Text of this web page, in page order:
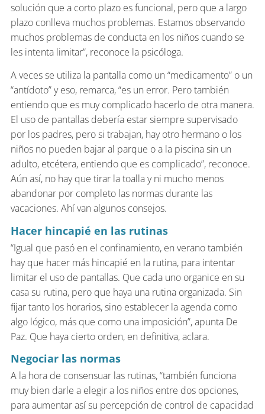
solución que a corto plazo es funcional, pero que a largo
plazo conlleva muchos problemas. Estamos observando
muchos problemas de conducta en los niños cuando se
les intenta limitar”, reconoce la psicóloga.
A veces se utiliza la pantalla como un “medicamento” o un
“antídoto” y eso, remarca, “es un error. Pero también
entiendo que es muy complicado hacerlo de otra manera.
El uso de pantallas debería estar siempre supervisado
por los padres, pero si trabajan, hay otro hermano o los
niños no pueden bajar al parque o a la piscina sin un
adulto, etcétera, entiendo que es complicado”, reconoce.
Aún así, no hay que tirar la toalla y ni mucho menos
abandonar por completo las normas durante las
vacaciones. Ahí van algunos consejos.
Hacer hincapié en las rutinas
“Igual que pasó en el confinamiento, en verano también
hay que hacer más hincapié en la rutina, para intentar
limitar el uso de pantallas. Que cada uno organice en su
casa su rutina, pero que haya una rutina organizada. Sin
fijar tanto los horarios, sino establecer la agenda como
algo lógico, más que como una imposición”, apunta De
Paz. Que haya cierto orden, en definitiva, aclara.
Negociar las normas
A la hora de consensuar las rutinas, “también funciona
muy bien darle a elegir a los niños entre dos opciones,
para aumentar así su percepción de control de capacidad